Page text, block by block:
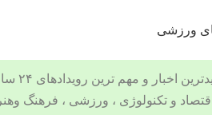
ورزشی
اخبار و مهم ترین رویدادهای ۲۴ ساعته در بخش های حوادث ، اجتماعی ، سیاسی ،
اقتصاد وتکنولوژی ، ورزشی ، فرهنگ وهنر